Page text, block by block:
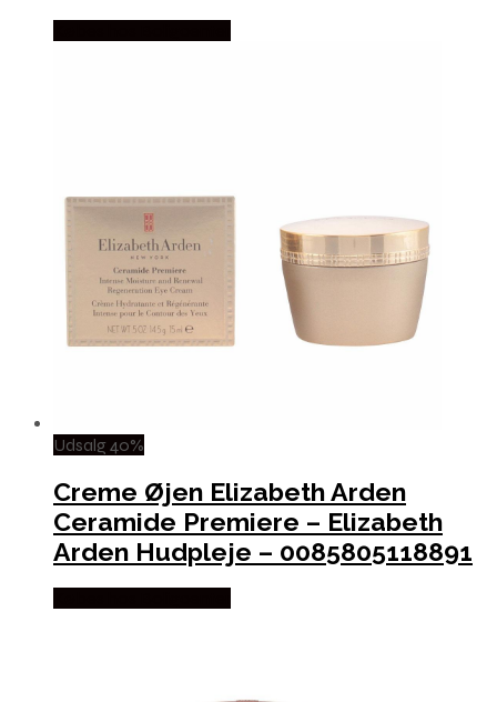
Udsalg 40%
Creme Øjen Elizabeth Arden
Ceramide Premiere – Elizabeth
Arden Hudpleje – 0085805118891